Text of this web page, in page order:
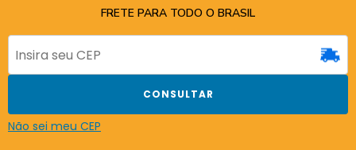
conteúdo
FRETE PARA TODO O BRASIL
CONSULTAR
Não sei meu CEP